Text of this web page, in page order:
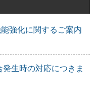
強化に関するご案内
生時の対応につきま